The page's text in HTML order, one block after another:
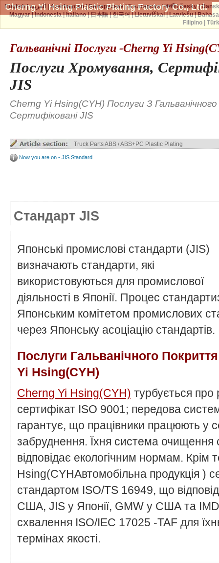
Cherng Yi Hsing Plastic Plating Factory Co., Ltd.
Гальванічні Послуги -Cherng Yi
Послуги Хромування,
JIS
Cherng Yi Hsing(CYH) Послуги З
Сертифіковані JIS
Truck Parts ABS / ABS+PC Plastic Plating
Now you are on - JIS Standard
Стандарт JIS
Японські промислові стандарти (JIS)
визначають стандарти, які
використовуються для промислової
діяльності в Японії. Процес
Японським комітетом промислових
через Японську асоціацію стандартів.
Послуги Гальванічного
Yi Hsing(CYH)
Cherng Yi Hsing(CYH) турбується
сертифікат ISO 9001; передова
гарантує, що працівники працюють у
забруднення. Їхня система очищення
відповідає екологічним нормам. Крім
Hsing(CYHАвтомобільна продукція )
стандартом ISO/TS 16949, що
США, JIS у Японії, GMW у США та
схвалення ISO/IEC 17025 -TAF для
термінах якості.
English|العربية |Azərbaycan|Беларуская|Български|বাঙ্গালী|česky|
Magyar|Indonesia|Italiano|日本語|한국어|Lietuviškai|Latviešu|
Filipino|